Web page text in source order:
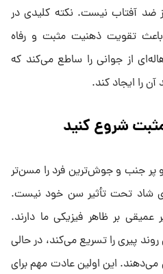
ضد آفتاب نیست. نکته کلیدی در
تقویت ذهنیت مثبت و رفاه
از جوانی را ساطع می‌کند که
را ایجاد کند.
شروع کنید
جنب و جوش‌ترین فرد را مسن‌تر
شاد تحت تأثیر سن خود نیست.
بر ظاهر فیزیکی ما دارند.
پیری را تسریع می‌کند، در حالی
این اولین عادت مهم برای